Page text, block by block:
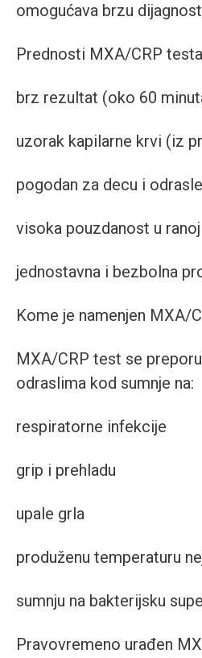
omogućava brzu
Prednosti MXA/CRP testa
brz rezultat (oko 60
uzorak kapilarne krvi (iz
pogodan za decu i odrasle
visoka pouzdanost u
jednostavna i bezbolna
Kome je namenjen MXA/
MXA/CRP test se
odraslima kod sumnje na:
respiratorne infekcije
grip i prehladu
upale grla
produženu temperaturu
sumnju na bakterijsku
Pravovremeno urađen